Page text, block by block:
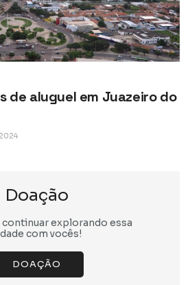
de aluguel em Juazeiro do
Doação
explorando essa
com vocês!
DOAÇÃO